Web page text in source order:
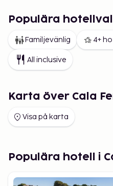
Populära
Familjevänlig 4+
All inclusive
Karta över Cala
Visa på karta
Populära hotell i